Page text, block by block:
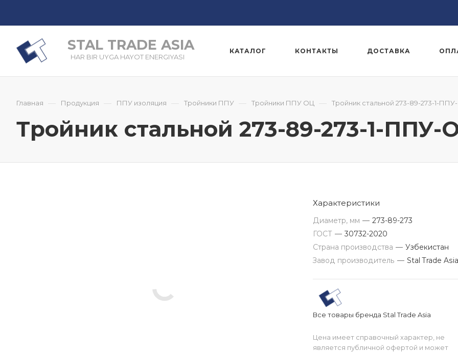
STAL TRADE ASIA
HAR BIR UYGA HAYOT ENERGIYASI
КАТАЛОГ КОНТАКТЫ ДОСТАВКА
Главная — Продукция — ППУ изоляция — Тройники ППУ — Тройники ППУ ОЦ — Тройник стальной 273-89-273-1-
Тройник стальной 273-89-273-1-ППУ-
Характеристики
Диаметр, мм — 273-89-273
ГОСТ — 30732-2020
Страна производства — Узбекистан
Завод производитель — Stal Trade Asia
Все товары бренда Stal Trade Asia
Цена имеет справочный характер, не
является публичной офертой и может